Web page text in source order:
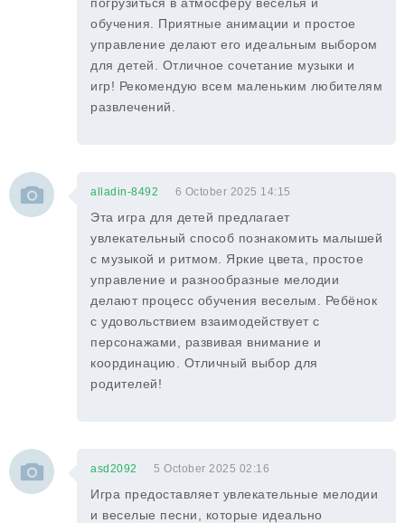
обучения. Приятные анимации и простое
управление делают его идеальным выбором
для детей. Отличное сочетание музыки и
игр! Рекомендую всем маленьким любителям
развлечений.
alladin-8492 6 October 2025 14:15
Эта игра для детей предлагает
увлекательный способ познакомить малышей
с музыкой и ритмом. Яркие цвета, простое
управление и разнообразные мелодии
делают процесс обучения веселым. Ребёнок
с удовольствием взаимодействует с
персонажами, развивая внимание и
координацию. Отличный выбор для
родителей!
asd2092 5 October 2025 02:16
Игра предоставляет увлекательные мелодии
и веселые песни, которые идеально